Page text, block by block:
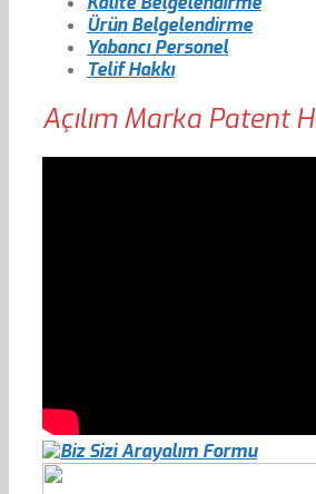
Ürün Belgelendirme
Yabancı Personel
Telif Hakkı
Açılım Marka Patent